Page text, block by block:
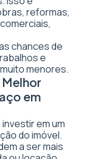
reformas,
chances de
e
menores.
em
em um
do imóvel.
a ser mais